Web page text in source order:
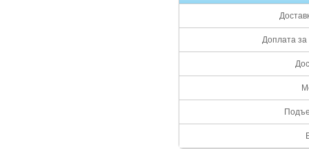
Доплата за